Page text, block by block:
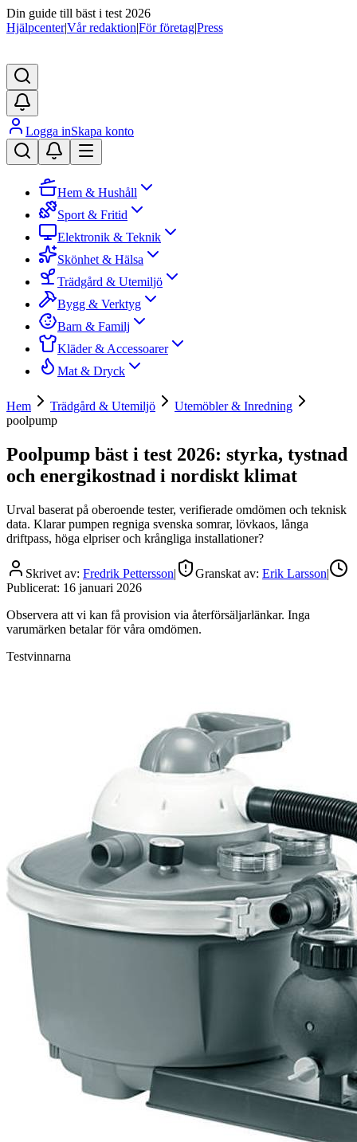
Din guide till bäst i test 2026
Hjälpcenter|Vår redaktion|För företag|Press
Logga inSkapa konto
Hem & Hushåll
Sport & Fritid
Elektronik & Teknik
Skönhet & Hälsa
Trädgård & Utemiljö
Bygg & Verktyg
Barn & Familj
Kläder & Accessoarer
Mat & Dryck
Hem Trädgård & Utemiljö
Utemöbler & Inredning
poolpump
Poolpump bäst i test 2026: styrka, tystnad
och energikostnad i nordiskt klimat
Urval baserat på oberoende tester, verifierade omdömen och teknisk
data. Klarar pumpen regniga svenska somrar, lövkaos, långa
driftpass, höga elpriser och krångliga installationer?
Skrivet av: Fredrik Pettersson| Granskat av: Erik Larsson|
Publicerat: 16 januari 2026
Observera att vi kan få provision via återförsäljarlänkar. Inga
varumärken betalar för våra omdömen.
Testvinnarna